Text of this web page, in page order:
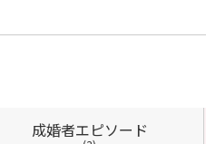
成婚者エピソード